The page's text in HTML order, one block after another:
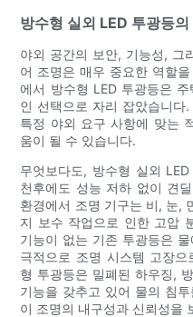
방수형 실외 LED 투광등
야외 공간의 보안, 기능성, 그
어 조명은 매우 중요한 역할
에서 방수형 LED 투광등은
인 선택으로 자리 잡았습니다
특정 야외 요구 사항에 맞는
움이 될 수 있습니다.
무엇보다도, 방수형 실외
천후에도 성능 저하 없이 견
환경에서 조명 기구는 비, 눈,
지 보수 작업으로 인한 고압
기능이 없는 기존 투광등은
극적으로 조명 시스템 고장
형 투광등은 밀폐된 하우징,
기능을 갖추고 있어 물의 침
이 조명의 내구성과 신뢰성을